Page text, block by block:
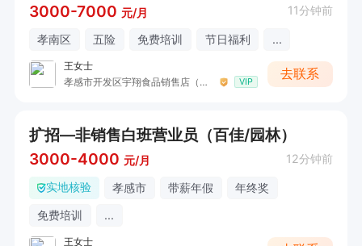
3000-7000 元/月 11分钟前
孝南区 五险 免费培训 节日福利 ...
王女士
孝感市开发区宇翔食品销售店（润乃贝贝-卡倍多羊奶粉）
VIP
去联系
扩招—非销售白班营业员（百佳/园林）
3000-4000 元/月 12分钟前
实地核验 孝感市 带薪年假
年终奖
免费培训
...
王女士